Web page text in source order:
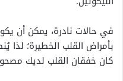
في حالات نادرة، يمكن أن
بأمراض القلب الخطيرة؛ لذا
كان خفقان القلب لديك